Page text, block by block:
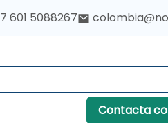
601 5088267
Contacta